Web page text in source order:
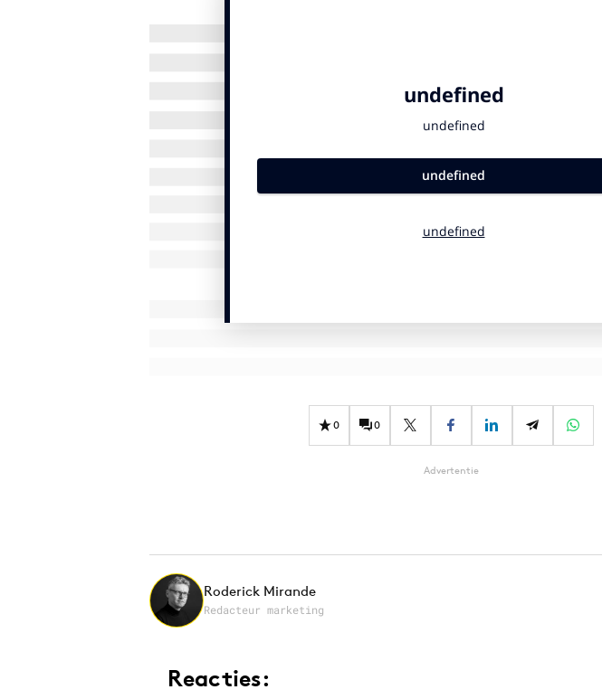
0 0
Advertentie
Roderick Mirande
Redacteur marketing
Reacties: